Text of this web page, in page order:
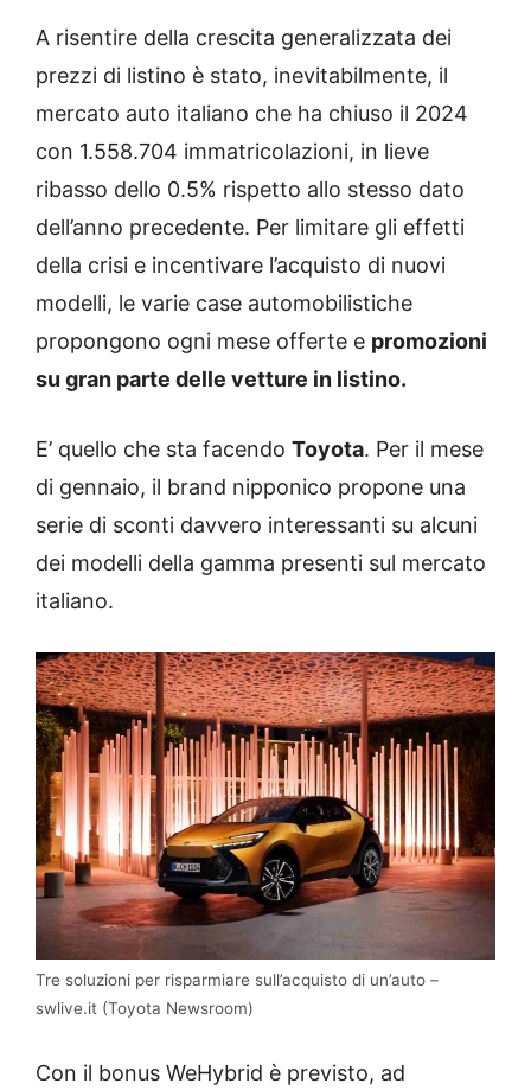
A risentire della crescita generalizzata dei
prezzi di listino è stato, inevitabilmente, il
mercato auto italiano che ha chiuso il 2024
con 1.558.704 immatricolazioni, in lieve
ribasso dello 0.5% rispetto allo stesso dato
dell’anno precedente. Per limitare gli effetti
della crisi e incentivare l’acquisto di nuovi
modelli, le varie case automobilistiche
propongono ogni mese offerte e promozioni
su gran parte delle vetture in listino.
E’ quello che sta facendo Toyota. Per il mese
di gennaio, il brand nipponico propone una
serie di sconti davvero interessanti su alcuni
dei modelli della gamma presenti sul mercato
italiano.
Tre soluzioni per risparmiare sull’acquisto di un’auto –
swlive.it (Toyota Newsroom)
Con il bonus WeHybrid è previsto, ad